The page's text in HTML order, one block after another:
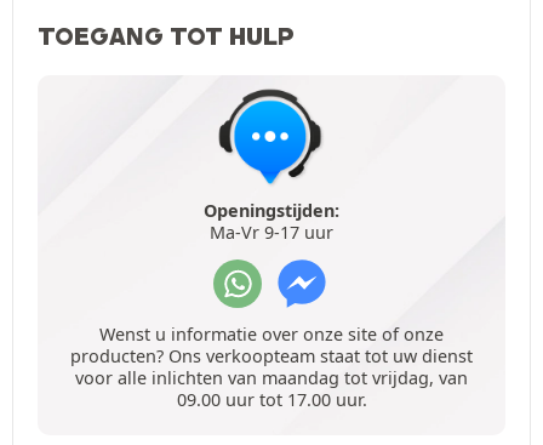
TOEGANG TOT HULP
Openingstijden:
Ma-Vr 9-17 uur
Wenst u informatie over onze site of onze
producten? Ons verkoopteam staat tot uw dienst
voor alle inlichten van maandag tot vrijdag, van
09.00 uur tot 17.00 uur.